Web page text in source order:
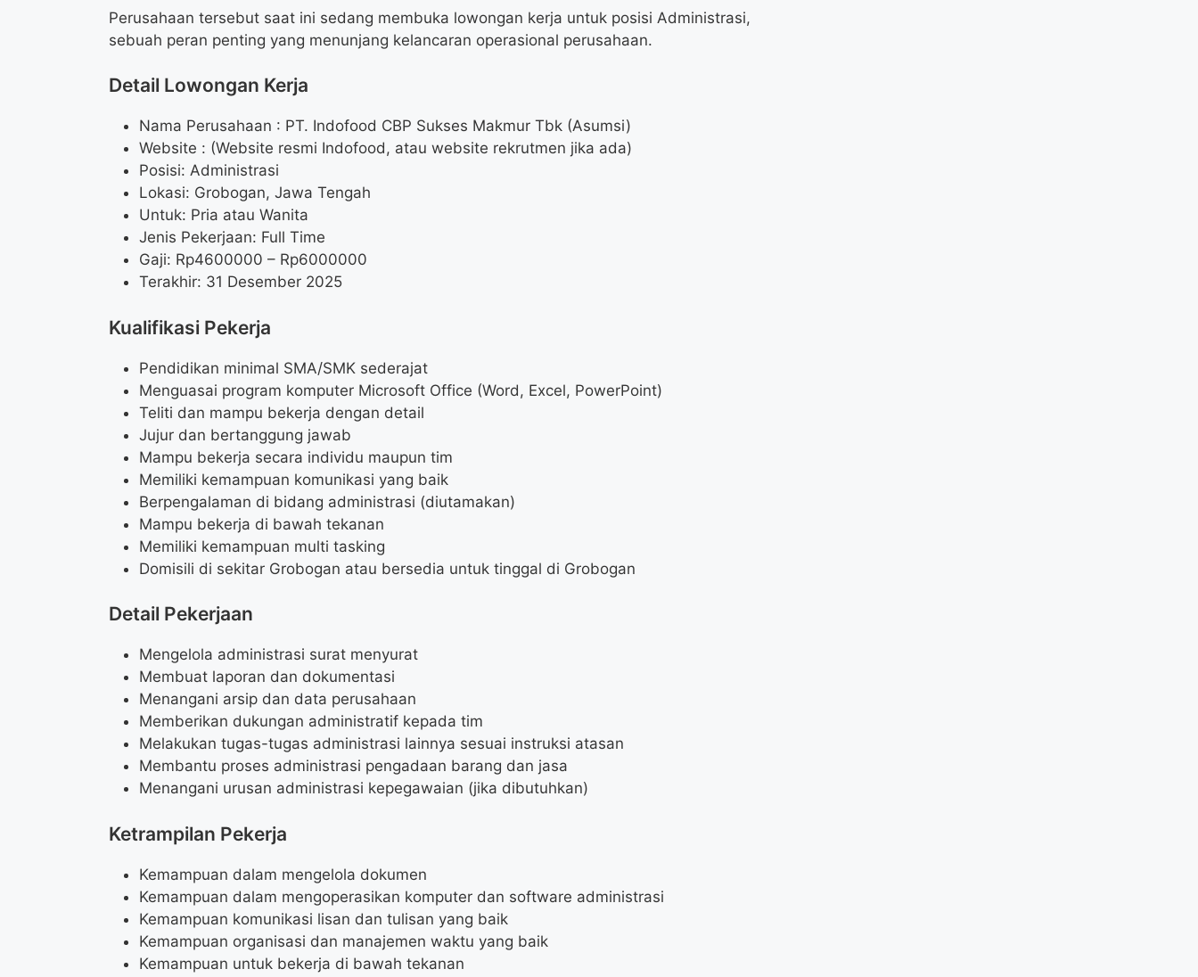
Perusahaan tersebut saat ini sedang membuka lowongan kerja untuk posisi Administrasi,
sebuah peran penting yang menunjang kelancaran operasional perusahaan.
Detail Lowongan Kerja
Nama Perusahaan : PT. Indofood CBP Sukses Makmur Tbk (Asumsi)
Website : (Website resmi Indofood, atau website rekrutmen jika ada)
Posisi: Administrasi
Lokasi: Grobogan, Jawa Tengah
Untuk: Pria atau Wanita
Jenis Pekerjaan: Full Time
Gaji: Rp4600000 – Rp6000000
Terakhir: 31 Desember 2025
Kualifikasi Pekerja
Pendidikan minimal SMA/SMK sederajat
Menguasai program komputer Microsoft Office (Word, Excel, PowerPoint)
Teliti dan mampu bekerja dengan detail
Jujur dan bertanggung jawab
Mampu bekerja secara individu maupun tim
Memiliki kemampuan komunikasi yang baik
Berpengalaman di bidang administrasi (diutamakan)
Mampu bekerja di bawah tekanan
Memiliki kemampuan multi tasking
Domisili di sekitar Grobogan atau bersedia untuk tinggal di Grobogan
Detail Pekerjaan
Mengelola administrasi surat menyurat
Membuat laporan dan dokumentasi
Menangani arsip dan data perusahaan
Memberikan dukungan administratif kepada tim
Melakukan tugas-tugas administrasi lainnya sesuai instruksi atasan
Membantu proses administrasi pengadaan barang dan jasa
Menangani urusan administrasi kepegawaian (jika dibutuhkan)
Ketrampilan Pekerja
Kemampuan dalam mengelola dokumen
Kemampuan dalam mengoperasikan komputer dan software administrasi
Kemampuan komunikasi lisan dan tulisan yang baik
Kemampuan organisasi dan manajemen waktu yang baik
Kemampuan untuk bekerja di bawah tekanan